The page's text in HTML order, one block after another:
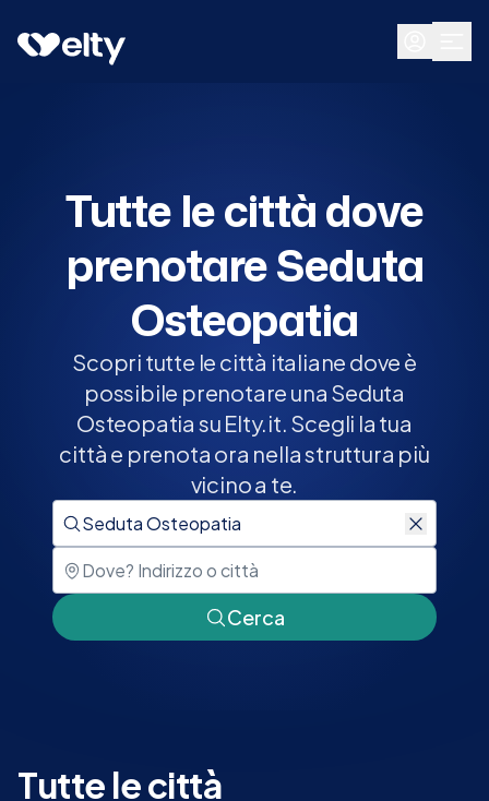
Prenota visita
Tutte le città dove
prenotare Seduta
Osteopatia
Scopri tutte le città italiane dove è
possibile prenotare una Seduta
Osteopatia su Elty.it. Scegli la tua
città e prenota ora nella struttura più
vicino a te.
Cerca
Tutte le città